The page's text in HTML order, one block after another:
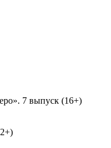
7 выпуск (16+)